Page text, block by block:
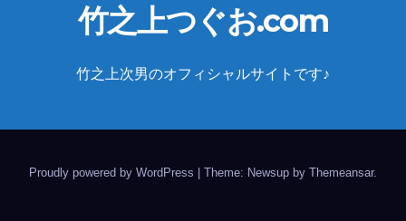
竹之上つぐお.com
竹之上次男のオフィシャルサイトです♪
Proudly powered by WordPress Theme: Newsup by Themeansar.